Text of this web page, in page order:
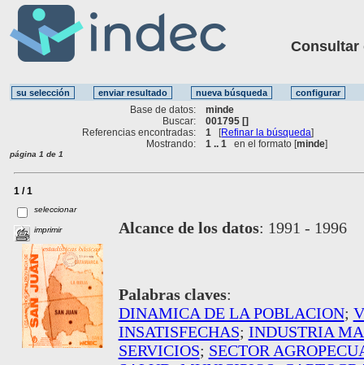
Consultar
Base de datos:
minde
Buscar:
001795 []
Referencias encontradas:
1 [Refinar la búsqueda]
Mostrando:
1 .. 1 en el formato [minde]
página 1 de 1
1 / 1
seleccionar
imprimir Alcance de los datos: 1991 - 1996
Palabras claves:
DINAMICA DE LA POBLACION;
INSATISFECHAS; INDUSTRIA
SERVICIOS; SECTOR